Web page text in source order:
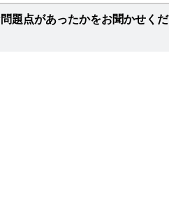
題点があったかをお聞かせくだ